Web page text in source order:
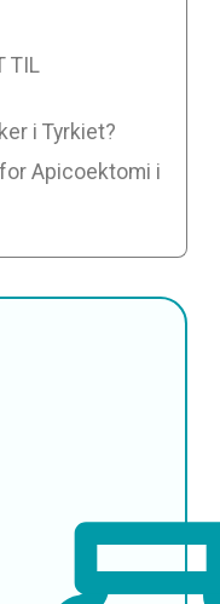
TIL
i Tyrkiet?
Apicoektomi i